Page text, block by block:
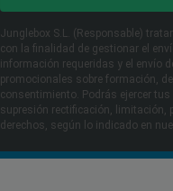
Junglebox S.L. (Responsable)
con la finalidad de gestionar el
información requeridas y el envío
promocionales sobre formación,
consentimiento. Podrás ejercer tus
supresión rectificación, limitación,
derechos, según lo indicado en